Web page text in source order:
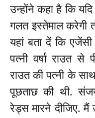
उन्होंने कहा है कि
गलत इस्तेमाल करेगी
यहां बता दें कि
पत्नी वर्षा राउत
राउत की पत्नी के
पूछताछ की थी.
रेड्स मारने दीजिए.